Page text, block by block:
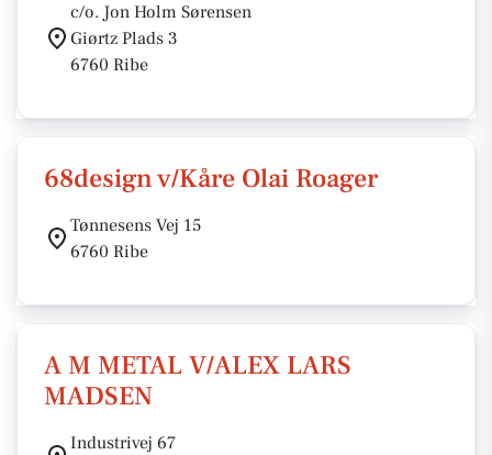
c/o. Jon Holm Sørensen
Giørtz Plads 3
6760 Ribe
68design v/Kåre Olai Roager
Tønnesens Vej 15
6760 Ribe
A M METAL V/ALEX LARS
MADSEN
Industrivej 67